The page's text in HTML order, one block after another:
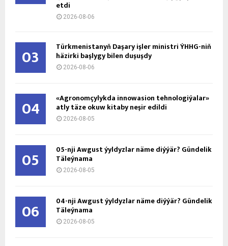
etdi
2026-08-06
03 Türkmenistanyň Daşary işler ministri ÝHHG-niň
häzirki başlygy bilen duşuşdy
2026-08-06
04 «Agronomçylykda innowasion tehnologiýalar»
atly täze okuw kitaby neşir edildi
2026-08-05
05 05-nji Awgust ýyldyzlar näme diýýär? Gündelik
Täleýnama
2026-08-05
06 04-nji Awgust ýyldyzlar näme diýýär? Gündelik
Täleýnama
2026-08-05